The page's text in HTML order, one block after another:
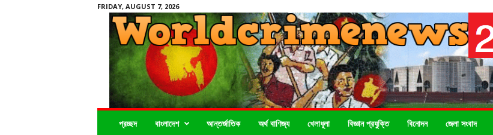
FRIDAY, AUGUST 7, 2026
প্রচ্ছদ বাংলাদেশ আন্তর্জাতিক অর্থ বাণিজ্য খেলাধূলা বিজ্ঞান প্রযুক্তি বিনোদন জেলা সংবাদ